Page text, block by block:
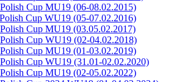
Cup MU19 (06-08.02.2015)
Cup WU19 (05-07.02.2016)
Cup MU19 (03.05.02.2017)
Cup WU19 (02-04.02.2018)
Cup MU19 (01-03.02.2019)
Cup WU19 (31.01-02.02.2020)
Cup MU19 (02-05.02.2022)